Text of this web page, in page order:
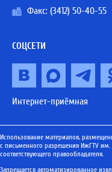
Факс: (3412) 50-40-55
СОЦСЕТИ
Интернет-приёмная
Использование материалов,
с письменного разрешения ИжГТУ
соответствующего правообладателя.
Запрещается автоматизированное